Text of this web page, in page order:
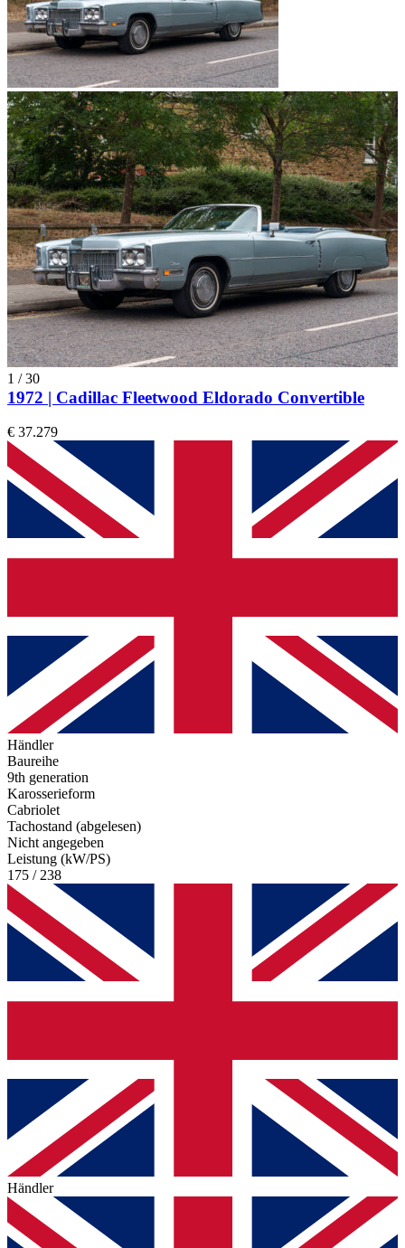
1 /30
1972 | Cadillac Fleetwood Eldorado Convertible
€ 37.279
Händler
Baureihe
9th generation
Karosserieform
Cabriolet
Tachostand (abgelesen)
Nicht angegeben
Leistung (kW/PS)
175 / 238
Händler